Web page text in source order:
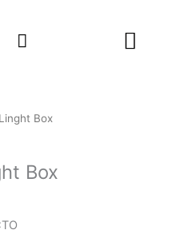
Search
Box
Box